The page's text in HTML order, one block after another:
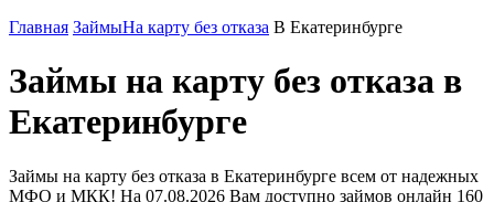
Главная ЗаймыНа карту без отказа В Екатеринбурге
Займы на карту без отказа в
Екатеринбурге
Займы на карту без отказа в Екатеринбурге всем от надежных
МФО и МКК! На 07.08.2026 Вам доступно займов онлайн 160